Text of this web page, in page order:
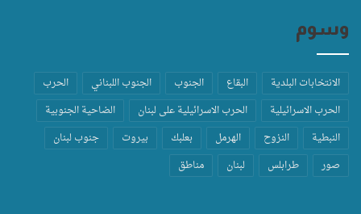
وسوم
الانتخابات البلدية البقاع الجنوب الجنوب اللبناني
الحرب
الحرب الاسرائيلية
الحرب الاسرائيلية على لبنان
الضاحية الجنوبية
النبطية
النزوح الهرمل بعلبك بيروت
جنوب لبنان
صور
طرابلس لبنان مناطق